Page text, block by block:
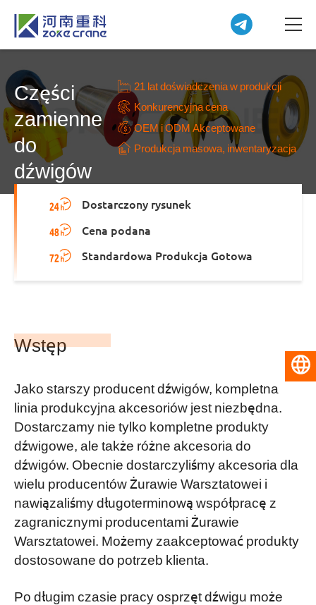
Części
zamienne
do
dźwigów
21 lat doświadczenia w produkcji
Konkurencyjna cena
OEM i ODM Akceptowane
Produkcja masowa, inwentaryzacja
Dostarczony rysunek
Cena podana
Standardowa Produkcja Gotowa
Wstęp
Jako starszy producent dźwigów, kompletna
linia produkcyjna akcesoriów jest niezbędna.
Dostarczamy nie tylko kompletne produkty
dźwigowe, ale także różne akcesoria do
dźwigów. Obecnie dostarczyliśmy akcesoria dla
wielu producentów Żurawie Warsztatowei i
nawiązaliśmy długoterminową współpracę z
zagranicznymi producentami Żurawie
Warsztatowei. Możemy zaakceptować produkty
dostosowane do potrzeb klienta.
Po długim czasie pracy osprzęt dźwigu może
Polski